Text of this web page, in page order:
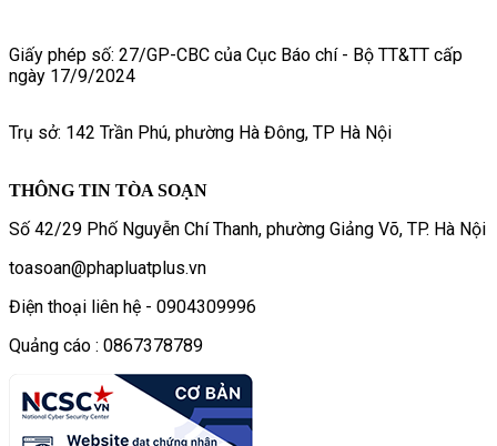
Giấy phép số: 27/GP-CBC của Cục Báo chí - Bộ TT&TT cấp
ngày 17/9/2024
Trụ sở: 142 Trần Phú, phường Hà Đông, TP Hà Nội
THÔNG TIN TÒA SOẠN
Số 42/29 Phố Nguyễn Chí Thanh, phường Giảng Võ, TP. Hà Nội
toasoan@phapluatplus.vn
Điện thoại liên hệ - 0904309996
Quảng cáo : 0867378789